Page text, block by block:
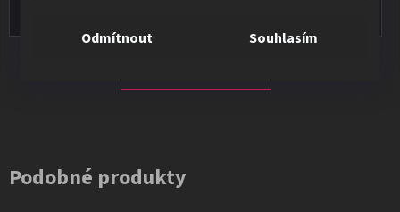
Odmítnout Souhlasím
Podobné produkty